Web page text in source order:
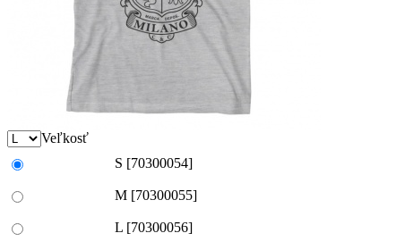
Veľkosť
S [70300054]
M [70300055]
L [70300056]